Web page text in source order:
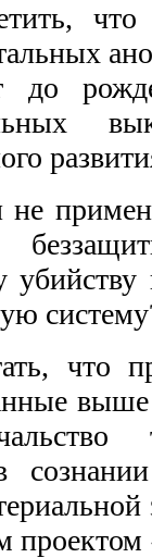
до
не
что
выше
проектом